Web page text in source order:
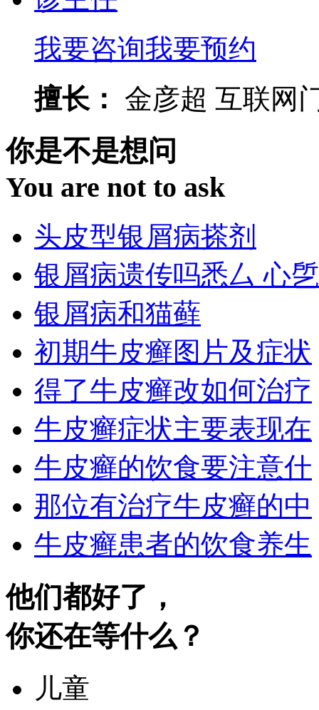
我要咨询我要预约
擅长：
金彦超 互联网
你是不是想问
You are not to ask
头皮型银屑病搽剂
银屑病遗传吗悉厶 心乺
银屑病和猫藓
初期牛皮癣图片及症状
得了牛皮癣改如何治疗
牛皮癣症状主要表现在
牛皮癣的饮食要注意什
那位有治疗牛皮癣的中
牛皮癣患者的饮食养生
他们都好了，
你还在等什么？
儿童